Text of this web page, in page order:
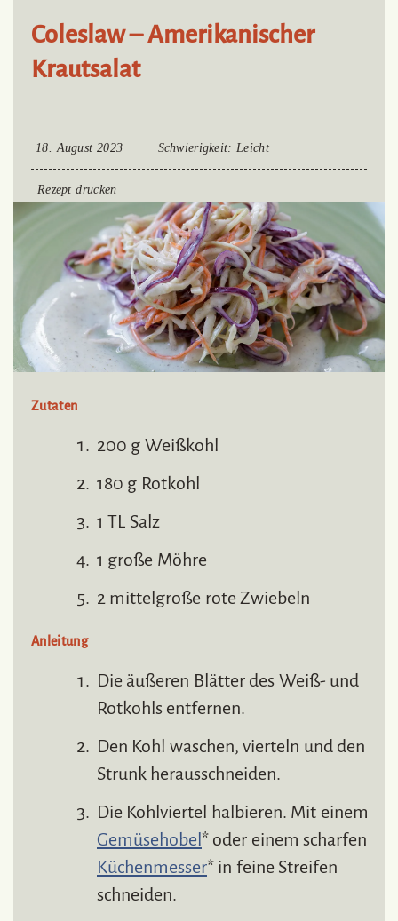
Coleslaw – Amerikanischer
Krautsalat
18. August 2023 Schwierigkeit: Leicht
Rezept drucken
Zutaten
200 g Weißkohl
180 g Rotkohl
1 TL Salz
1 große Möhre
2 mittelgroße rote Zwiebeln
Anleitung
Die äußeren Blätter des Weiß- und
Rotkohls entfernen.
Den Kohl waschen, vierteln und den
Strunk herausschneiden.
Die Kohlviertel halbieren. Mit einem
Gemüsehobel* oder einem scharfen
Küchenmesser* in feine Streifen
schneiden.